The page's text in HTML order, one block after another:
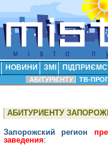
НОВИНИ ЗМІ
АБІТУРІЄНТУ ТВ-
АБИТУРИЕНТУ
Запорожский регион
заведения: